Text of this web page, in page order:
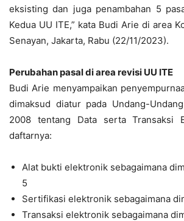
eksisting dan juga penambahan 5
Kedua UU ITE,” kata Budi Arie di area
Senayan, Jakarta, Rabu (22/11/2023).
Perubahan pasal di area revisi UU ITE
Budi Arie menyampaikan
dimaksud diatur pada Undang-
2008 tentang Data serta Transaksi
daftarnya:
Alat bukti elektronik sebagaimana
5
Sertifikasi elektronik sebagaimana
Transaksi elektronik sebagaimana